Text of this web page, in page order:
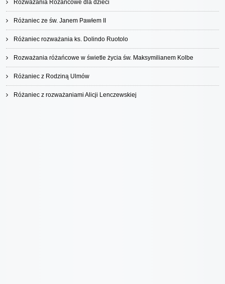
Rozważania Różańcowe dla dzieci
Różaniec ze św. Janem Pawłem II
Różaniec rozważania ks. Dolindo Ruotolo
Rozważania różańcowe w świetle życia św. Maksymilianem Kolbe
Różaniec z Rodziną Ulmów
Różaniec z rozważaniami Alicji Lenczewskiej